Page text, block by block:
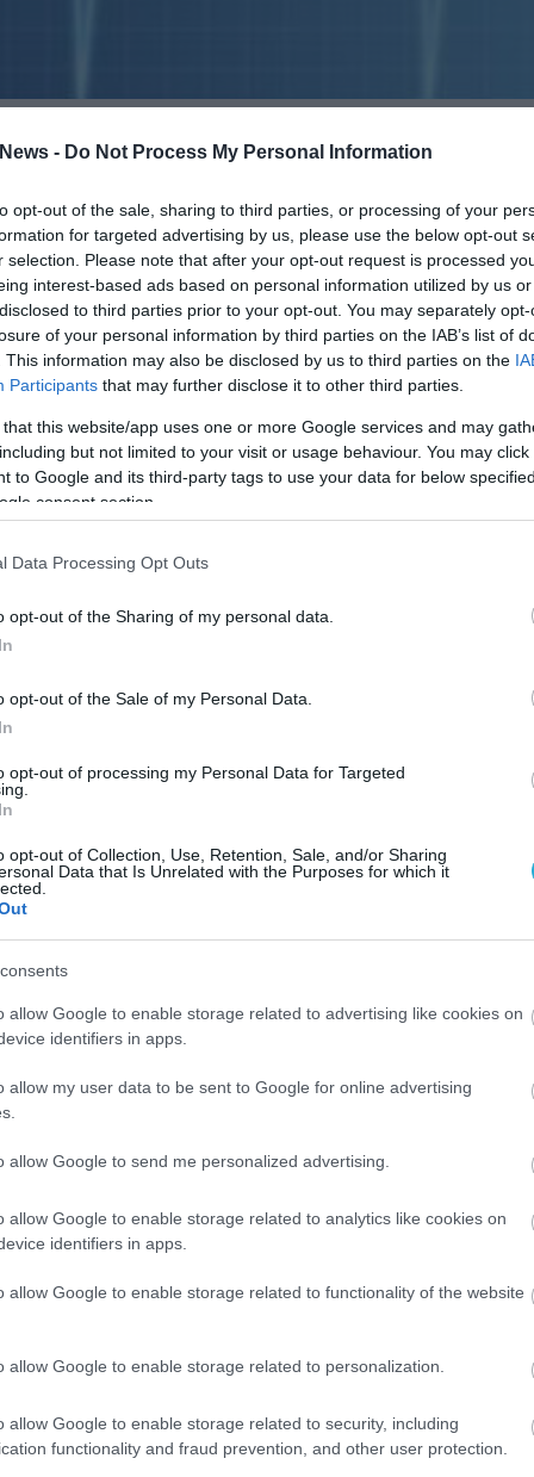
- Do Not Process My Personal Information
opt-out of the sale, sharing to third parties, or processing of your
for targeted advertising by us, please use the below opt-out
selection. Please note that after your opt-out request is processed
interest-based ads based on personal information utilized by us
to third parties prior to your opt-out. You may separately
of your personal information by third parties on the IAB’s list of
This information may also be disclosed by us to third parties on the
Participants that may further disclose it to other third parties.
that this website/app uses one or more Google services and may
but not limited to your visit or usage behaviour. You may
to Google and its third-party tags to use your data for below
consent section.
Data Processing Opt Outs
opt-out of the Sharing of my personal data.
opt-out of the Sale of my Personal Data.
opt-out of processing my Personal Data for Targeted
opt-out of Collection, Use, Retention, Sale, and/or Sharing
Data that Is Unrelated with the Purposes for which it
allow Google to enable storage related to advertising like cookies on
identifiers in apps.
allow my user data to be sent to Google for online advertising
allow Google to send me personalized advertising.
allow Google to enable storage related to analytics like cookies on
identifiers in apps.
allow Google to enable storage related to functionality of the website
allow Google to enable storage related to personalization.
allow Google to enable storage related to security, including
functionality and fraud prevention, and other user protection.
πολιτική και οικονομική συγκυρία η
της να αναπτύξει σειρά κοινωνικών δράσεων με
σε οικονομικά ασθενέστερες τάξεις και
της Ε.Κ.Ε. θα μεταβεί στους ορεσίβιους
11 Μαΐου
σε δωρεάν καρδιολογικό έλεγχο όλων των
ευρύτερη περιοχή. Σημειώνεται πως απαιτείται
για την εγγραφή των παιδιών στα Δημοτικά
αυτού του είδους την πρωτοβουλία
μας αυτή έρχεται σε μια κρίσιμη περίοδο
της εθνικής κυριαρχίας, εξαιτίας της
κάθε έλληνα πολίτη».
η λειτουργία του κοινωνικού ιατρείου της
και οικονομικά ασθενέστεροι
δωρεάν.
2011) οι Καρδιολόγοι -μέλη της Ε.Κ.Ε.-
όποιον το επιθυμούσε.
στους Ορεσίβιους της Θράκης»: 210 –
που
σε κάθε ηλικία…
το γάλα!
3 Ανατροπή
στα εμβόλια
εμβολιασμένοι
πεθαίνουν πλέον
ΗΠΑ από COVID-19